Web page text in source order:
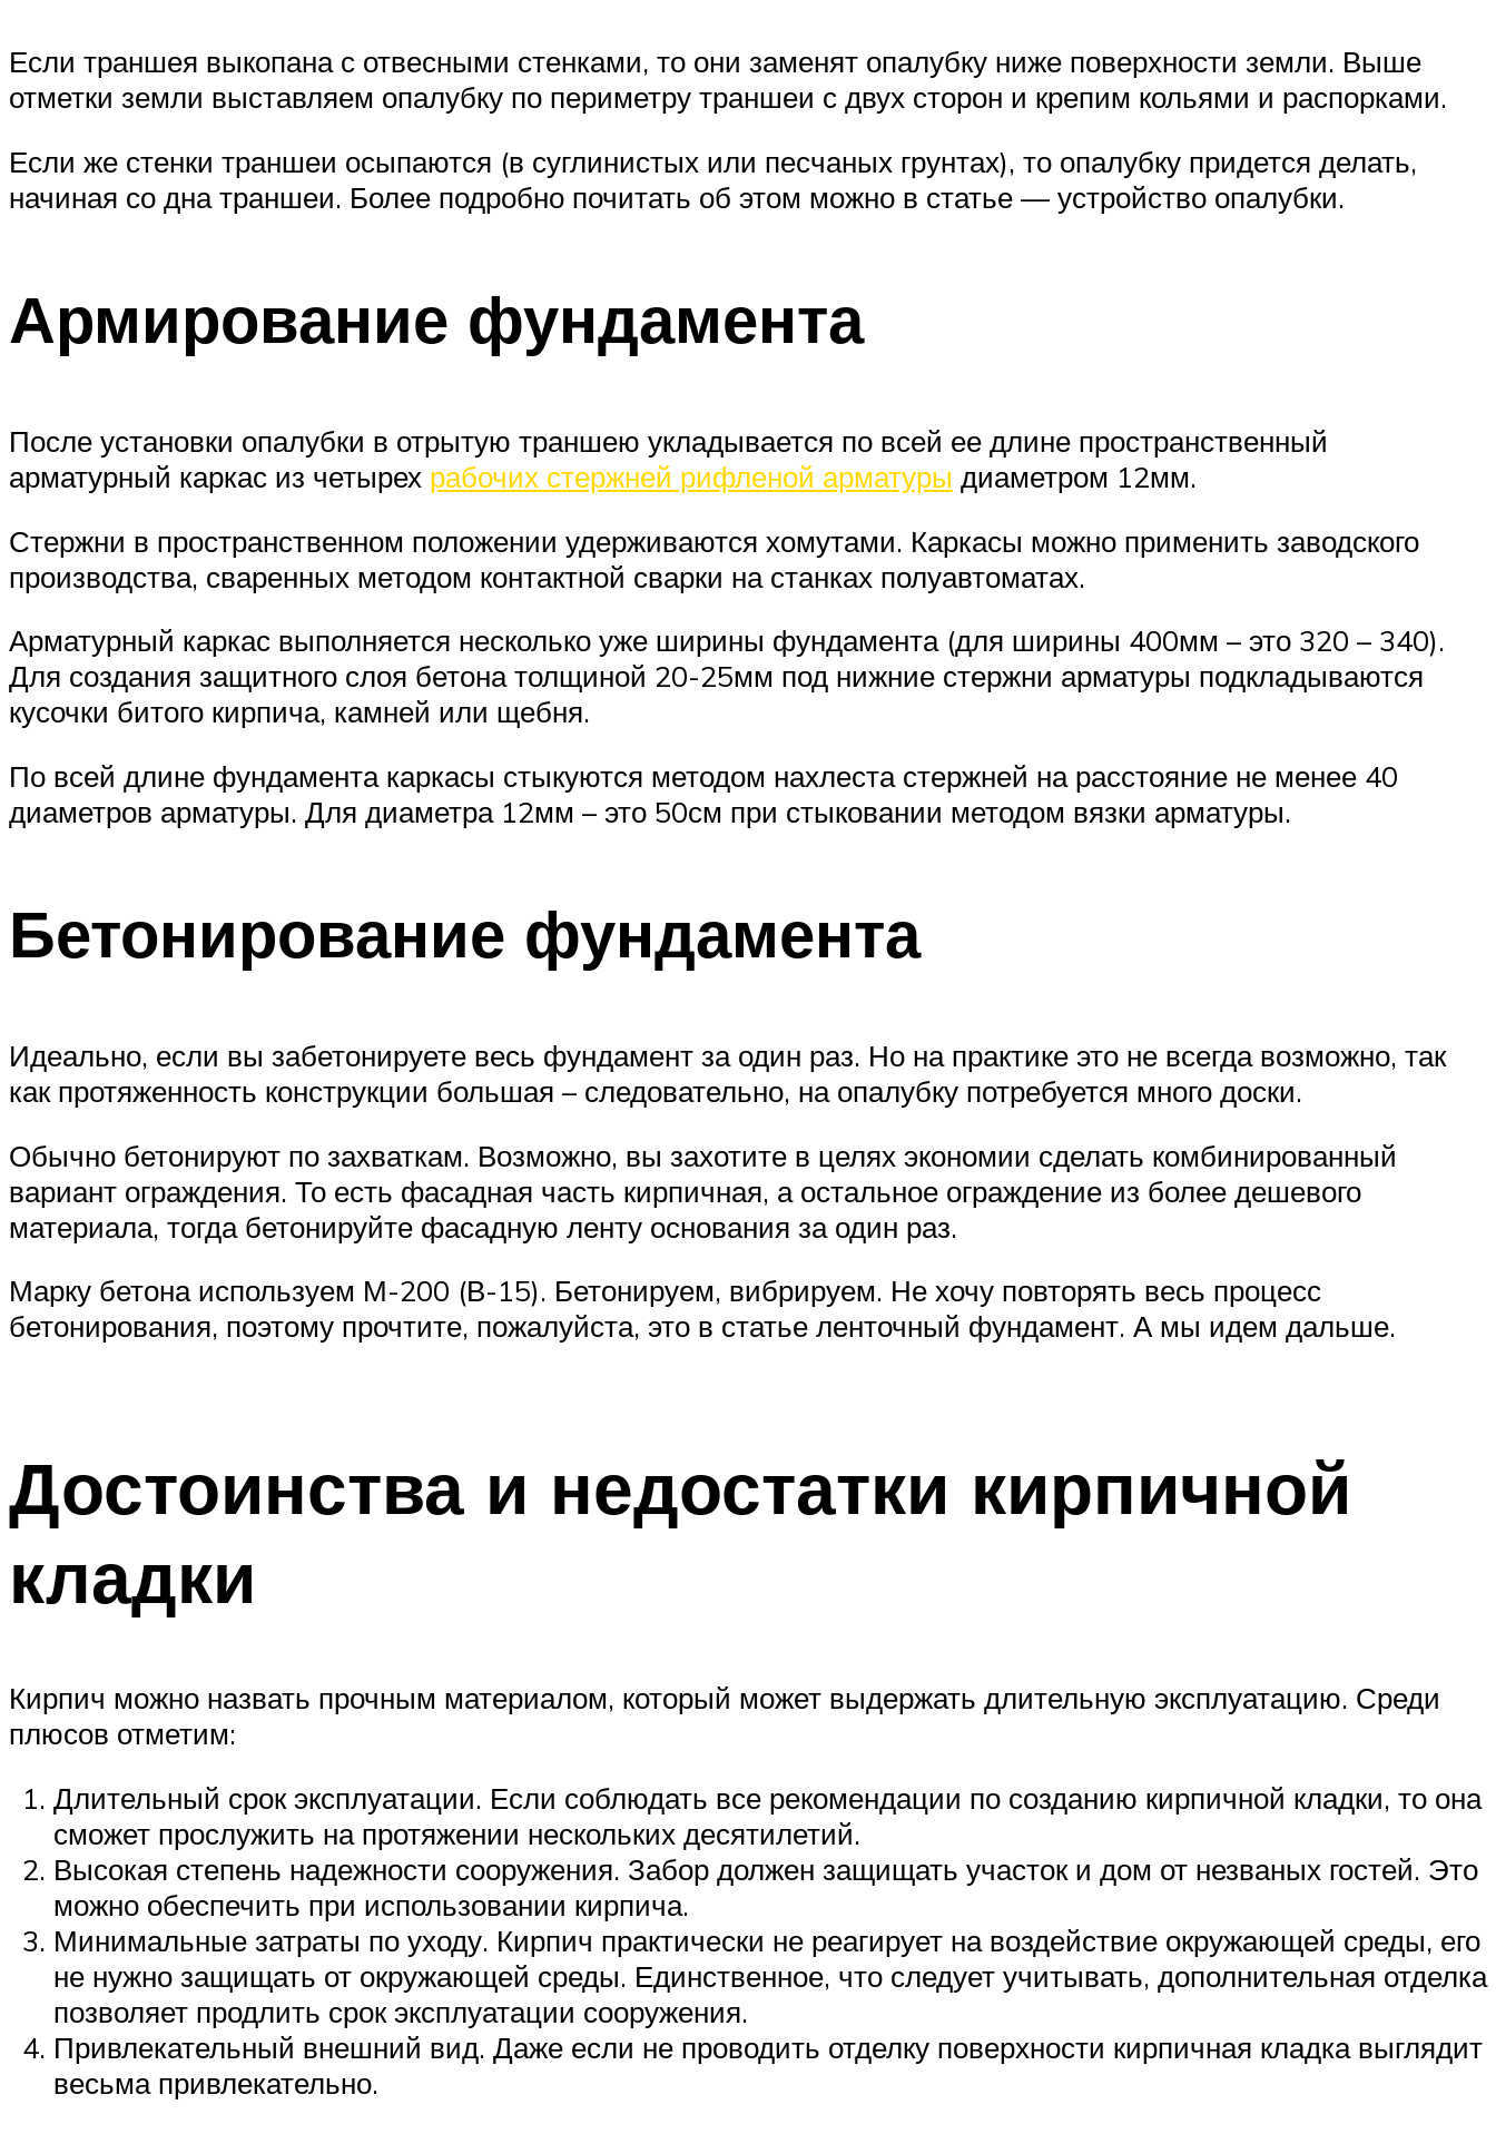
Если траншея выкопана с отвесными стенками, то они заменят опалубку ниже поверхности земли. Выше
отметки земли выставляем опалубку по периметру траншеи с двух сторон и крепим кольями и распорками.
Если же стенки траншеи осыпаются (в суглинистых или песчаных грунтах), то опалубку придется делать,
начиная со дна траншеи. Более подробно почитать об этом можно в статье — устройство опалубки.
Армирование фундамента
После установки опалубки в отрытую траншею укладывается по всей ее длине пространственный
арматурный каркас из четырех рабочих стержней рифленой арматуры диаметром 12мм.
Стержни в пространственном положении удерживаются хомутами. Каркасы можно применить заводского
производства, сваренных методом контактной сварки на станках полуавтоматах.
Арматурный каркас выполняется несколько уже ширины фундамента (для ширины 400мм – это 320 – 340).
Для создания защитного слоя бетона толщиной 20-25мм под нижние стержни арматуры подкладываются
кусочки битого кирпича, камней или щебня.
По всей длине фундамента каркасы стыкуются методом нахлеста стержней на расстояние не менее 40
диаметров арматуры. Для диаметра 12мм – это 50см при стыковании методом вязки арматуры.
Бетонирование фундамента
Идеально, если вы забетонируете весь фундамент за один раз. Но на практике это не всегда возможно, так
как протяженность конструкции большая – следовательно, на опалубку потребуется много доски.
Обычно бетонируют по захваткам. Возможно, вы захотите в целях экономии сделать комбинированный
вариант ограждения. То есть фасадная часть кирпичная, а остальное ограждение из более дешевого
материала, тогда бетонируйте фасадную ленту основания за один раз.
Марку бетона используем М-200 (В-15). Бетонируем, вибрируем. Не хочу повторять весь процесс
бетонирования, поэтому прочтите, пожалуйста, это в статье ленточный фундамент. А мы идем дальше.
Достоинства и недостатки кирпичной
кладки
Кирпич можно назвать прочным материалом, который может выдержать длительную эксплуатацию. Среди
плюсов отметим:
Длительный срок эксплуатации. Если соблюдать все рекомендации по созданию кирпичной кладки, то она
сможет прослужить на протяжении нескольких десятилетий.
Высокая степень надежности сооружения. Забор должен защищать участок и дом от незваных гостей. Это
можно обеспечить при использовании кирпича.
Минимальные затраты по уходу. Кирпич практически не реагирует на воздействие окружающей среды, его
не нужно защищать от окружающей среды. Единственное, что следует учитывать, дополнительная отделка
позволяет продлить срок эксплуатации сооружения.
Привлекательный внешний вид. Даже если не проводить отделку поверхности кирпичная кладка выглядит
весьма привлекательно.